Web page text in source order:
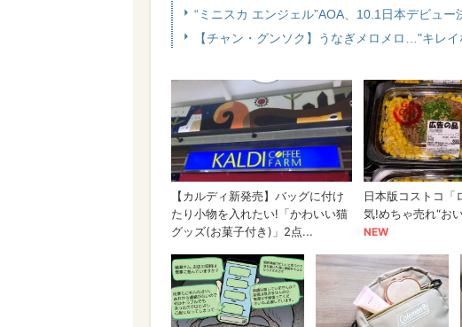
“ミニスカ エンジェル”AOA、10.1日本デビュー
【チャン・グンソク】うなぎメロメロ…"キレ